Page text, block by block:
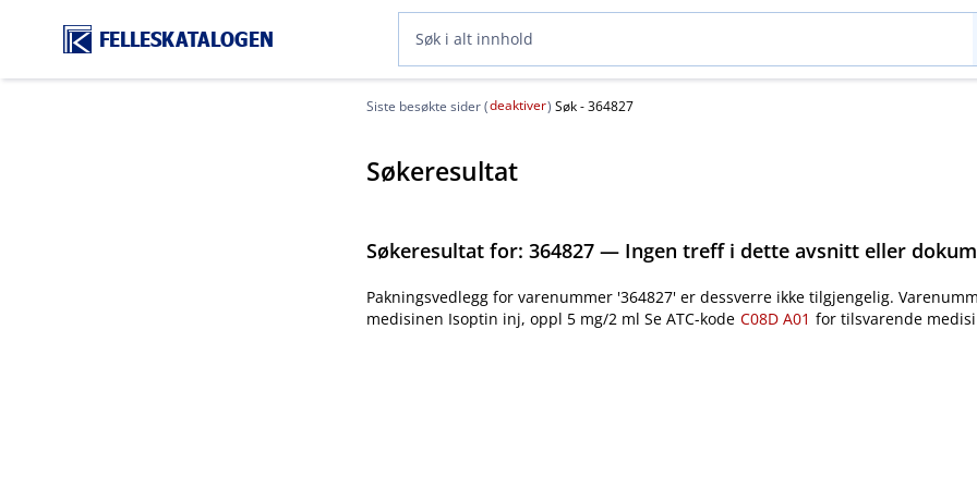
FELLESKATALOGEN
Siste besøkte sider (deaktiver) Søk - 364827
Søkeresultat
Søkeresultat for:364827 — Ingen treff i dette avsnitt eller
Pakningsvedlegg for varenummer '364827' er dessverre ikke tilgjengelig.
medisinen Isoptin inj, oppl 5 mg/2 mlSe ATC-kode C08D A01 for tilsvarende